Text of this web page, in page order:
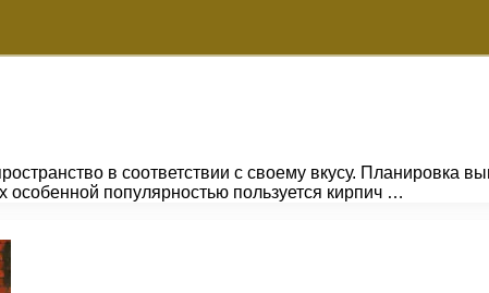
в соответствии с своему вкусу. Планировка
особенной популярностью пользуется кирпич …